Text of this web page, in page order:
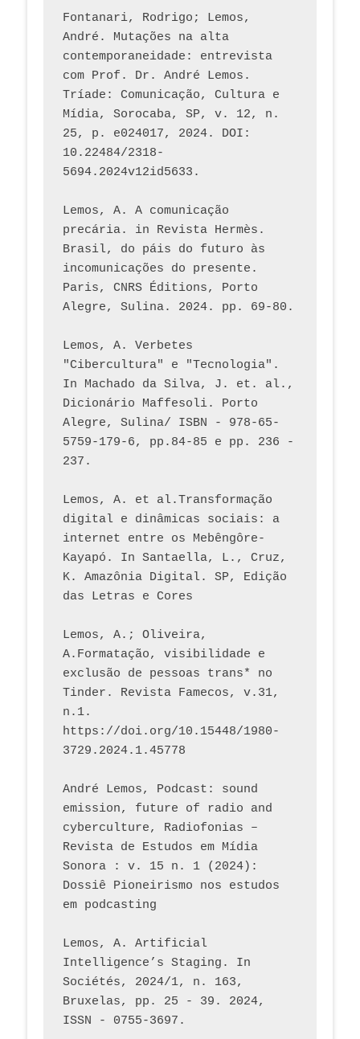
Fontanari, Rodrigo; Lemos,
André. Mutações na alta
contemporaneidade: entrevista
com Prof. Dr. André Lemos.
Tríade: Comunicação, Cultura e
Mídia, Sorocaba, SP, v. 12, n.
25, p. e024017, 2024. DOI:
10.22484/2318-
5694.2024v12id5633.
Lemos, A. A comunicação
precária. in Revista Hermès.
Brasil, do páis do futuro às
incomunicações do presente.
Paris, CNRS Éditions, Porto
Lemos, A. Verbetes
"Cibercultura" e "Tecnologia".
In Machado da Silva, J. et. al.,
Dicionário Maffesoli. Porto
Alegre, Sulina/ ISBN - 978-65-
5759-179-6, pp.84-85 e pp. 236 -
237.
Lemos, A. et al.Transformação
digital e dinâmicas sociais: a
internet entre os Mebêngôre-
Kayapó. In Santaella, L., Cruz,
K. Amazônia Digital. SP, Edição
das Letras e Cores
Lemos, A.; Oliveira,
A.Formatação, visibilidade e
exclusão de pessoas trans* no
Tinder. Revista Famecos, v.31,
n.1.
https://doi.org/10.15448/1980-
3729.2024.1.45778
André Lemos, Podcast: sound
emission, future of radio and
cyberculture, Radiofonias –
Revista de Estudos em Mídia
Sonora : v. 15 n. 1 (2024):
Dossiê Pioneirismo nos estudos
em podcasting
Lemos, A. Artificial
Intelligence’s Staging. In
Sociétés, 2024/1, n. 163,
Bruxelas, pp. 25 - 39. 2024,
ISSN - 0755-3697.